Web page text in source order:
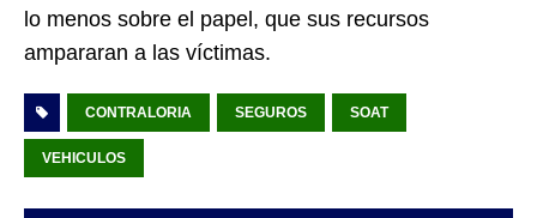
lo menos sobre el papel, que sus recursos
ampararan a las víctimas.
CONTRALORIA SEGUROS SOAT
VEHICULOS